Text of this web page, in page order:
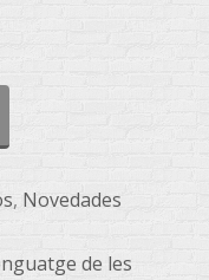
, Novedades
de les